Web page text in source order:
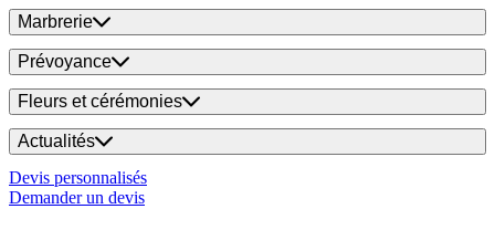
Marbrerie
Prévoyance
Fleurs et cérémonies
Actualités
Devis personnalisés
Demander un devis